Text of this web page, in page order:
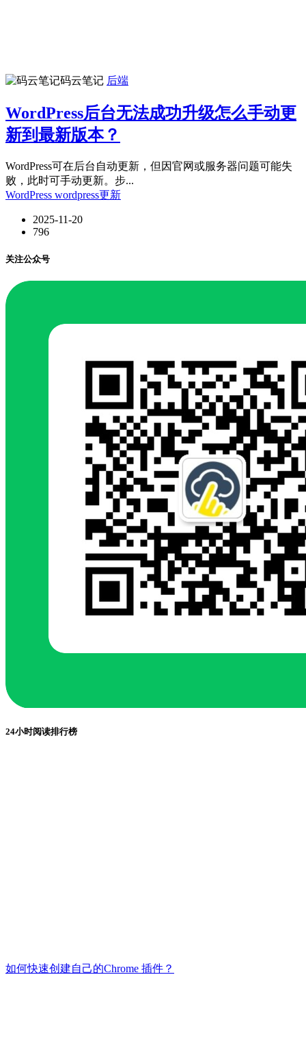
码云笔记 后端
WordPress后台无法成功升级怎么手动更
新到最新版本？
WordPress可在后台自动更新，但因官网或服务器问题可能失
败，此时可手动更新。步...
WordPress wordpress更新
2025-11-20
796
关注公众号
24小时阅读排行榜
如何快速创建自己的Chrome 插件？